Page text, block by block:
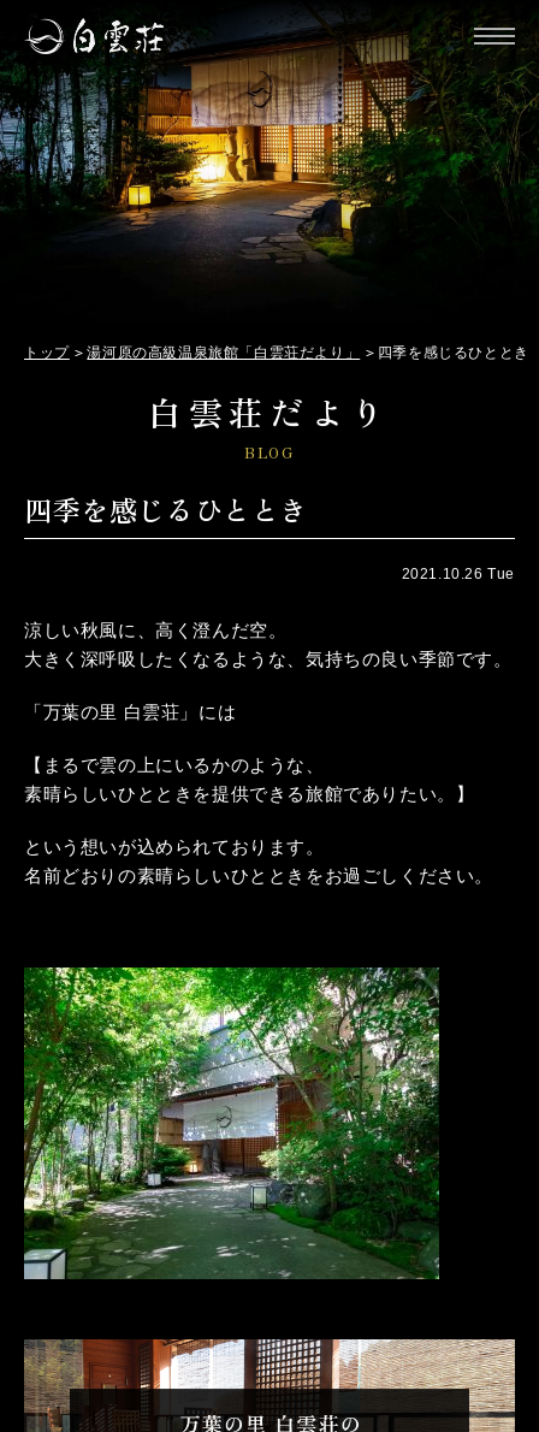
トップ 湯河原の高級温泉旅館「白雲荘だより」 四季を感じるひととき
白雲荘だより
BLOG
四季を感じるひととき
2021.10.26 Tue
涼しい秋風に、高く澄んだ空。
大きく深呼吸したくなるような、気持ちの良い季節です。
「万葉の里 白雲荘」には
【まるで雲の上にいるかのような、
素晴らしいひとときを提供できる旅館でありたい。】
という想いが込められております。
名前どおりの素晴らしいひとときをお過ごしください。